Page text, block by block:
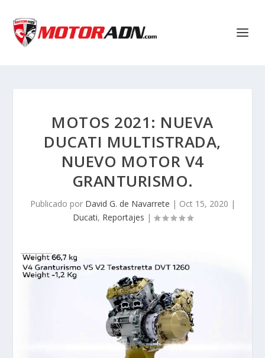
MOTOS 2021: NUEVA
DUCATI MULTISTRADA,
NUEVO MOTOR V4
GRANTURISMO.
Publicado por David G. de Navarrete | Oct 15, 2020 |
Ducati, Reportajes |